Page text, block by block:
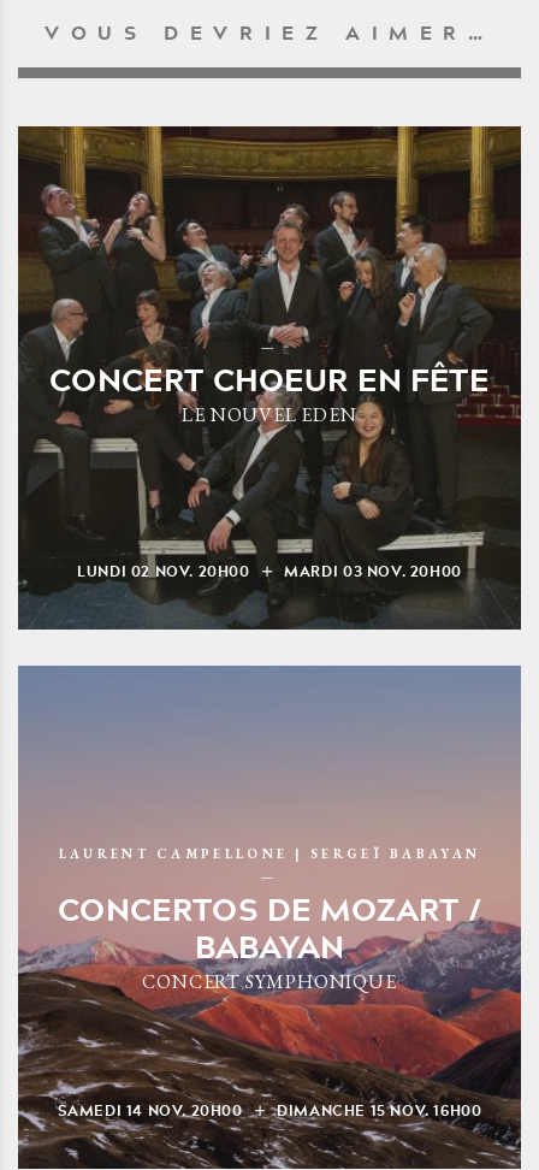
VOUS DEVRIEZ AIMER…
CONCERT CHOEUR EN FÊTE
LE NOUVEL EDEN
LUNDI 02 NOV. 20H00 MARDI 03 NOV. 20H00
LAURENT CAMPELLONE | SERGEÏ BABAYAN
CONCERTOS DE MOZART /
BABAYAN
CONCERT SYMPHONIQUE
SAMEDI 14 NOV.20H00 DIMANCHE15NOV.16H00